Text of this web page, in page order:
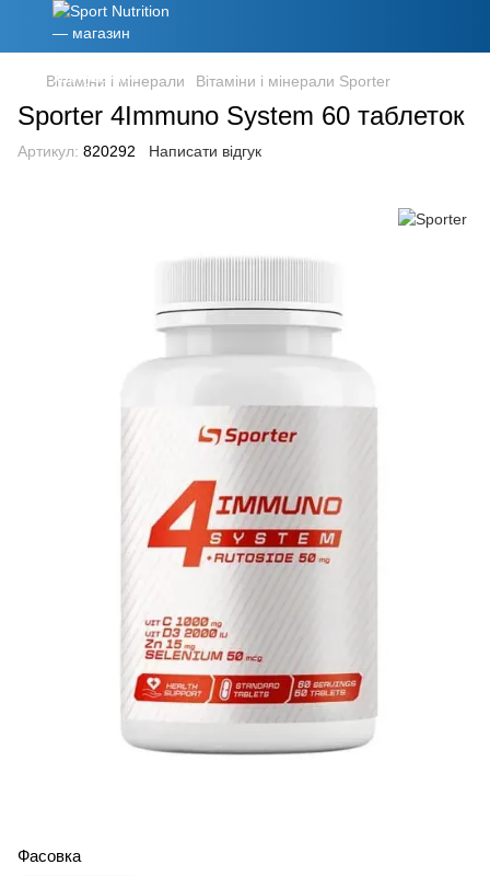
Вітаміни і мінерали Вітаміни і мінерали Sporter
Sporter 4Immuno System 60 таблеток
Артикул: 820292 Написати відгук
Фасовка